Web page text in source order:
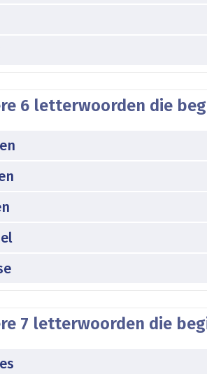
6 letterwoorden die
7 letterwoorden die